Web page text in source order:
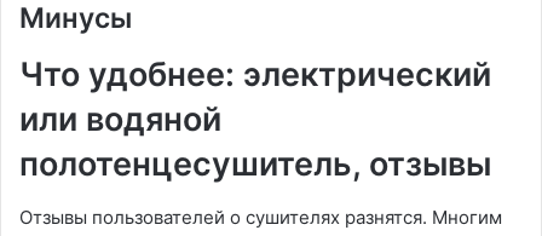
Минусы
Что удобнее: электрический
или водяной
полотенцесушитель, отзывы
Отзывы пользователей о сушителях разнятся. Многим